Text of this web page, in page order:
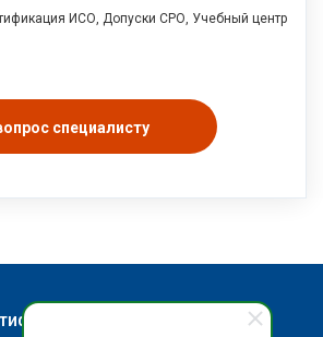
ИСО, Допуски СРО, Учебный центр
специалисту
и обучения